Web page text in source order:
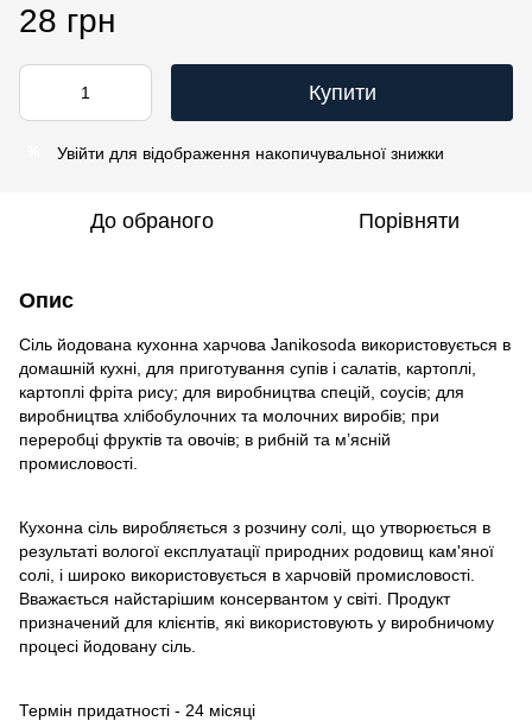
28 грн
Купити
Увійти для відображення накопичувальної знижки
До обраного Порівняти
Опис
Сіль йодована кухонна харчова Janikosoda використовується в
домашній кухні, для приготування супів і салатів, картоплі,
картоплі фріта рису; для виробництва спецій, соусів; для
виробництва хлібобулочних та молочних виробів; при
переробці фруктів та овочів; в рибній та м’ясній
промисловості.
Кухонна сіль виробляється з розчину солі, що утворюється в
результаті вологої експлуатації природних родовищ кам'яної
солі, і широко використовується в харчовій промисловості.
Вважається найстарішим консервантом у світі. Продукт
призначений для клієнтів, які використовують у виробничому
процесі йодовану сіль.
Термін придатності - 24 місяці